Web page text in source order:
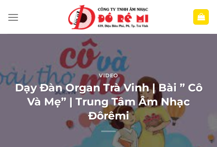
qua
VIDEO
Dạy Đàn Organ Trà Vinh | Bài ” Cô
Và Mẹ” | Trung Tâm Âm Nhạc
Đôrêmi